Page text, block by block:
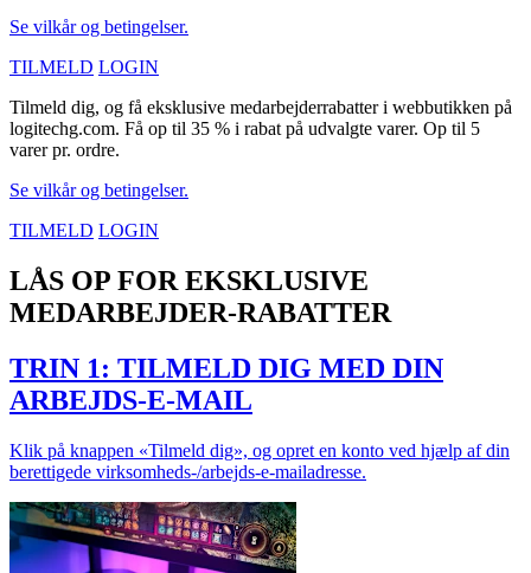
Se vilkår og betingelser.
TILMELD LOGIN
Tilmeld dig, og få eksklusive medarbejderrabatter i webbutikken på
logitechg.com. Få op til 35 % i rabat på udvalgte varer. Op til 5
varer pr. ordre.
Se vilkår og betingelser.
TILMELD LOGIN
LÅS OP FOR EKSKLUSIVE
MEDARBEJDER-RABATTER
TRIN 1: TILMELD DIG MED DIN
ARBEJDS-E-MAIL
Klik på knappen «Tilmeld dig», og opret en konto ved hjælp af din
berettigede virksomheds-/arbejds-e-mailadresse.